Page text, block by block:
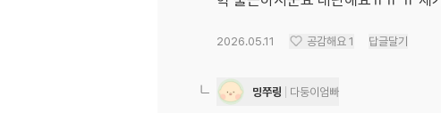
2026.05.11 공감해요 1 답글달기
밍쭈링 다둥이엄빠